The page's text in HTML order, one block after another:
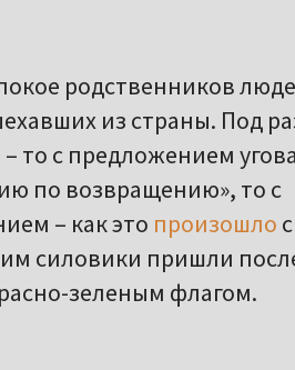
родственников
из страны. Под
то с предложением
по возвращению», то с
– как это произошло с
силовики пришли
зеленым флагом.